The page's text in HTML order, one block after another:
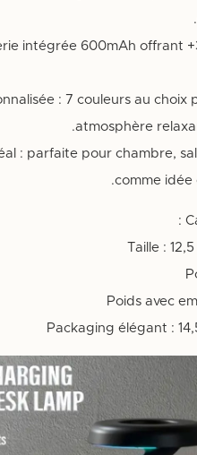
intégrée 600mAh offrant
: 7 couleurs au choix
atmosphère
: parfaite pour chambre,
comme idée